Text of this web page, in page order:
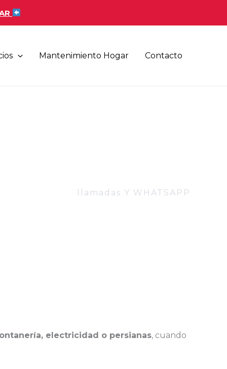
Mantenimiento Hogar Contacto
llamadas Y WHATSAPP
electricidad o persianas, cuando